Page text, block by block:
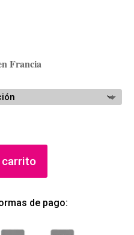
Francia
carrito
de pago: